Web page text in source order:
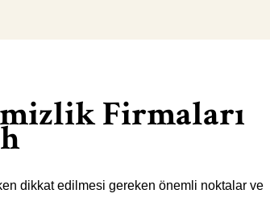
Firmaları
dikkat edilmesi gereken önemli noktalar ve